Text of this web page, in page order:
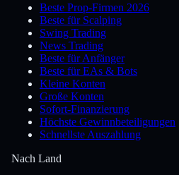
Beste Prop-Firmen 2026
Beste für Scalping
Swing Trading
News Trading
Beste für Anfänger
Beste für EAs & Bots
Kleine Konten
Große Konten
Sofort-Finanzierung
Höchste Gewinnbeteiligungen
Schnellste Auszahlung
Nach Land